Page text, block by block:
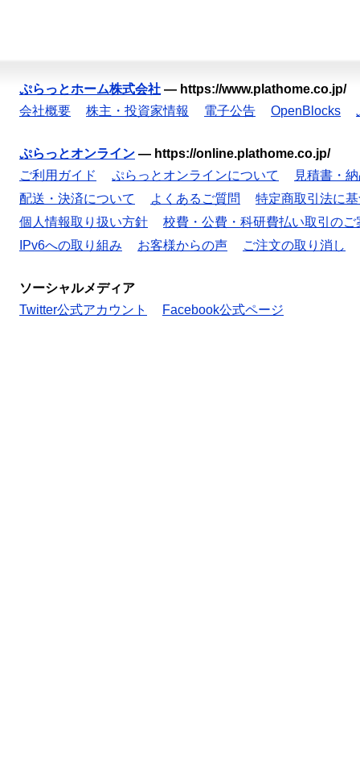
ぷらっとホーム株式会社 — https://www.plathome.co.jp/
会社概要
株主・投資家情報 電子公告 OpenBlocks
ぷらっとオンライン — https://online.plathome.co.jp/
ご利用ガイド
ぷらっとオンラインについて
見積書・
配送・決済について
よくあるご質問
特定商取引法に
個人情報取り扱い方針
校費・公費・科研費払い取引のご
IPv6への取り組み
お客様からの声 ご注文の取り消し
ソーシャルメディア
Twitter公式アカウント
Facebook公式ページ